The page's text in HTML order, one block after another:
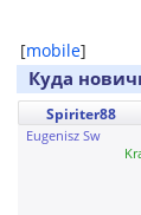
[mobile]
Куда
Spiriter88
Eugenisz Sw